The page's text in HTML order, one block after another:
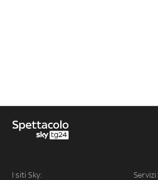
I siti Sky: Servizi: